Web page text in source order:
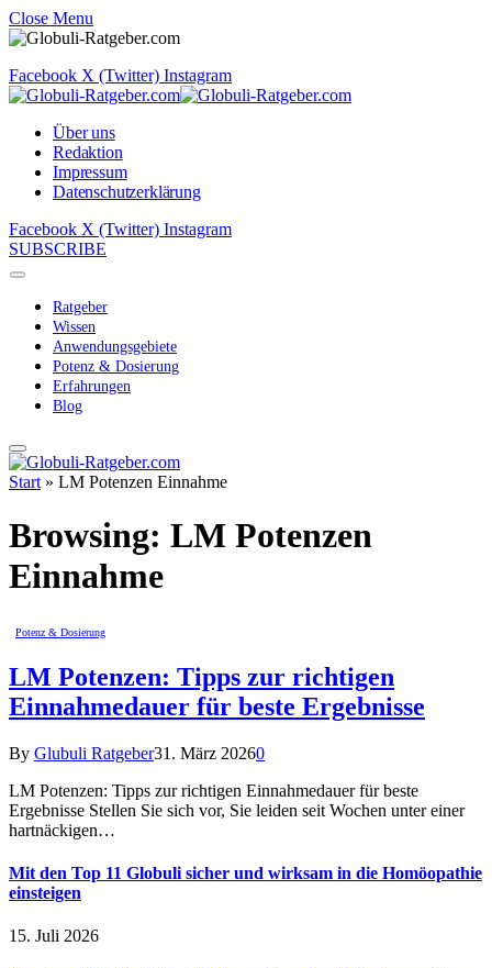
Close Menu
Facebook X (Twitter) Instagram
Über uns
Redaktion
Impressum
Datenschutzerklärung
Facebook X (Twitter) Instagram
SUBSCRIBE
Ratgeber
Wissen
Anwendungsgebiete
Potenz & Dosierung
Erfahrungen
Blog
Start » LM Potenzen Einnahme
Browsing: LM Potenzen
Einnahme
Potenz & Dosierung
LM Potenzen: Tipps zur richtigen
Einnahmedauer für beste Ergebnisse
By Glubuli Ratgeber31. März 20260
LM Potenzen: Tipps zur richtigen Einnahmedauer für beste
Ergebnisse Stellen Sie sich vor, Sie leiden seit Wochen unter einer
hartnäckigen…
Mit den Top 11 Globuli sicher und wirksam in die Homöopathie
einsteigen
15. Juli 2026